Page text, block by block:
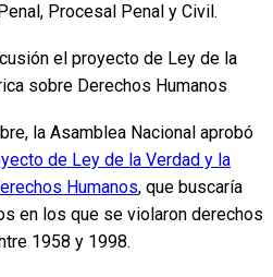
Procesal Penal y Civil.
el proyecto de Ley de la
sobre Derechos Humanos
la Asamblea Nacional aprobó
de Ley de la Verdad y la
Humanos, que buscaría
en los que se violaron derechos
1958 y 1998.